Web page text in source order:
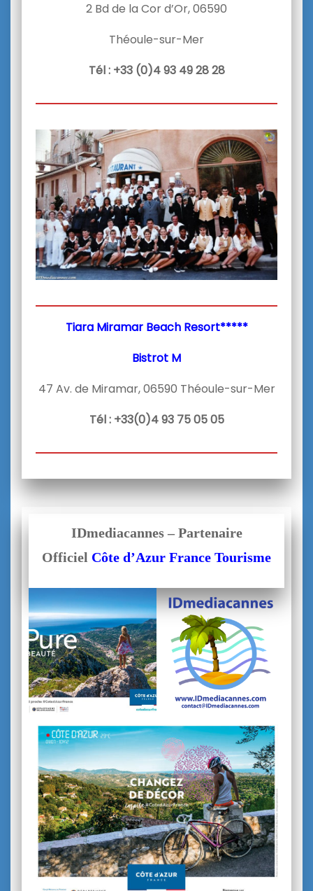
2 Bd de la Cor d’Or, 06590
Théoule-sur-Mer
Tél : +33 (0)4 93 49 28 28
Tiara Miramar Beach Resort*****
Bistrot M
47 Av. de Miramar, 06590 Théoule-sur-Mer
Tél : +33(0)4 93 75 05 05
IDmediacannes – Partenaire
Officiel Côte d’Azur France Tourisme